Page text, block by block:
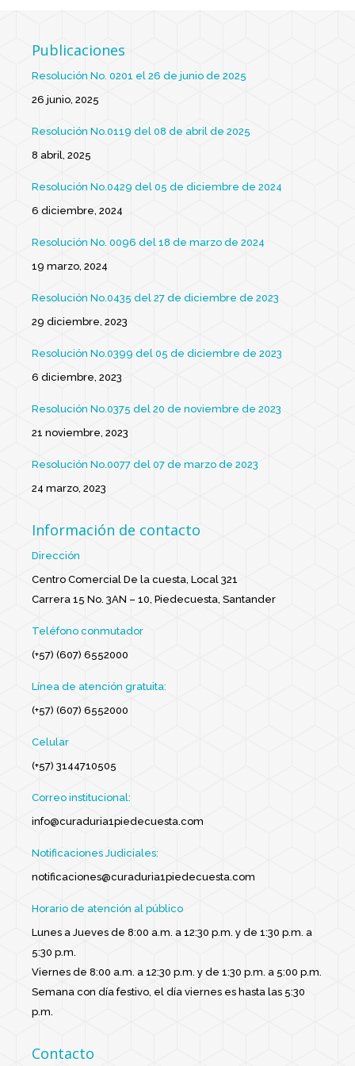
Publicaciones
Resolución No. 0201 el 26 de junio de 2025
26 junio, 2025
Resolución No.0119 del 08 de abril de 2025
8 abril, 2025
Resolución No.0429 del 05 de diciembre de 2024
6 diciembre, 2024
Resolución No. 0096 del 18 de marzo de 2024
19 marzo, 2024
Resolución No.0435 del 27 de diciembre de 2023
29 diciembre, 2023
Resolución No.0399 del 05 de diciembre de 2023
6 diciembre, 2023
Resolución No.0375 del 20 de noviembre de 2023
21 noviembre, 2023
Resolución No.0077 del 07 de marzo de 2023
24 marzo, 2023
Información de contacto
Dirección
Centro Comercial De la cuesta, Local 321
Carrera 15 No. 3AN – 10, Piedecuesta, Santander
Teléfono conmutador
(+57) (607) 6552000
Línea de atención gratuita:
(+57) (607) 6552000
Celular
(+57) 3144710505
Correo institucional:
info@curaduria1piedecuesta.com
Notificaciones Judiciales:
notificaciones@curaduria1piedecuesta.com
Horario de atención al público
Lunes a Jueves de 8:00 a.m. a 12:30 p.m. y de 1:30 p.m. a
5:30 p.m.
Viernes de 8:00 a.m. a 12:30 p.m. y de 1:30 p.m. a 5:00 p.m.
Semana con día festivo, el día viernes es hasta las 5:30
p.m.
Contacto